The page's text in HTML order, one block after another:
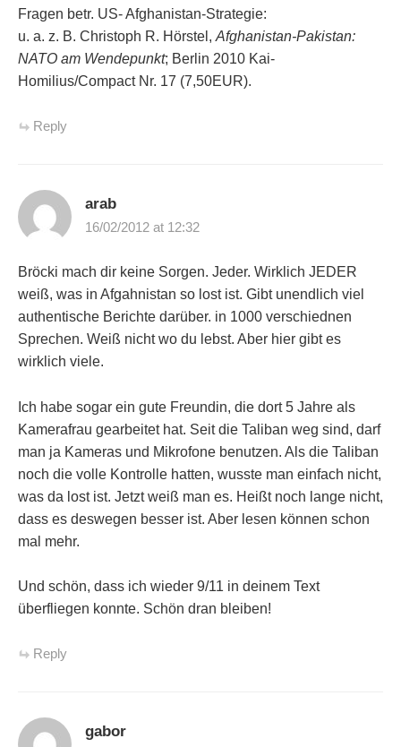
Fragen betr. US- Afghanistan-Strategie:
u. a. z. B. Christoph R. Hörstel, Afghanistan-Pakistan:
NATO am Wendepunkt; Berlin 2010 Kai-
Homilius/Compact Nr. 17 (7,50EUR).
Reply
arab
16/02/2012 at 12:32
Bröcki mach dir keine Sorgen. Jeder. Wirklich JEDER
weiß, was in Afgahnistan so lost ist. Gibt unendlich viel
authentische Berichte darüber. in 1000 verschiednen
Sprechen. Weiß nicht wo du lebst. Aber hier gibt es
wirklich viele.
Ich habe sogar ein gute Freundin, die dort 5 Jahre als
Kamerafrau gearbeitet hat. Seit die Taliban weg sind, darf
man ja Kameras und Mikrofone benutzen. Als die Taliban
noch die volle Kontrolle hatten, wusste man einfach nicht,
was da lost ist. Jetzt weiß man es. Heißt noch lange nicht,
dass es deswegen besser ist. Aber lesen können schon
mal mehr.
Und schön, dass ich wieder 9/11 in deinem Text
überfliegen konnte. Schön dran bleiben!
Reply
gabor